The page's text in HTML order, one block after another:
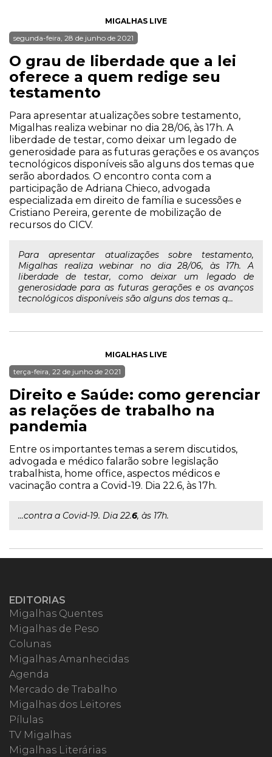
MIGALHAS LIVE
segunda-feira, 28 de junho de 2021
O grau de liberdade que a lei
oferece a quem redige seu
testamento
Para apresentar atualizações sobre testamento,
Migalhas realiza webinar no dia 28/06, às 17h. A
liberdade de testar, como deixar um legado de
generosidade para as futuras gerações e os avanços
tecnológicos disponíveis são alguns dos temas que
serão abordados. O encontro conta com a
participação de Adriana Chieco, advogada
especializada em direito de família e sucessões e
Cristiano Pereira, gerente de mobilização de
recursos do CICV.
Para apresentar atualizações sobre testamento,
Migalhas realiza webinar no dia 28/06, às 17h. A
liberdade de testar, como deixar um legado de
generosidade para as futuras gerações e os avanços
tecnológicos disponíveis são alguns dos temas q...
MIGALHAS LIVE
terça-feira, 22 de junho de 2021
Direito e Saúde: como gerenciar
as relações de trabalho na
pandemia
Entre os importantes temas a serem discutidos,
advogada e médico falarão sobre legislação
trabalhista, home office, aspectos médicos e
vacinação contra a Covid-19. Dia 22.6, às 17h.
...contra a Covid-19. Dia 22.6, às 17h.
EDITORIAS
Migalhas Quentes
Migalhas de Peso
Colunas
Migalhas Amanhecidas
Agenda
Mercado de Trabalho
Migalhas dos Leitores
Pílulas
TV Migalhas
Migalhas Literárias